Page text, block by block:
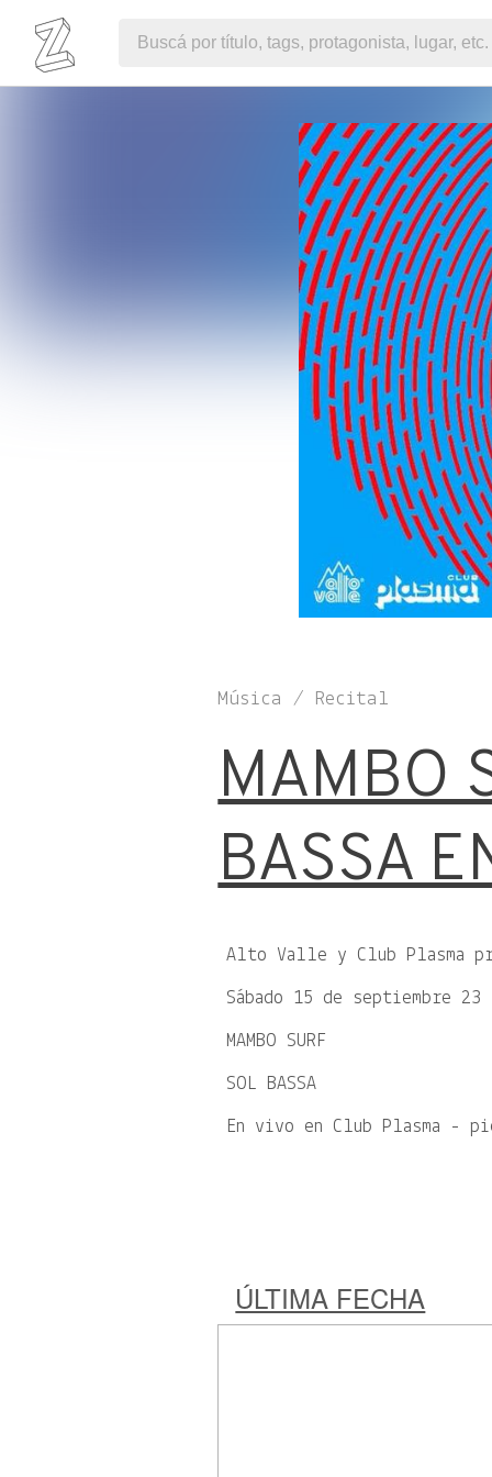
Música / Recital
MAMBO
BASSA
Alto Valle y Club Plasma
Sábado 15 de septiembre
MAMBO SURF
SOL BASSA
En vivo en Club Plasma -
ÚLTIMA FECHA